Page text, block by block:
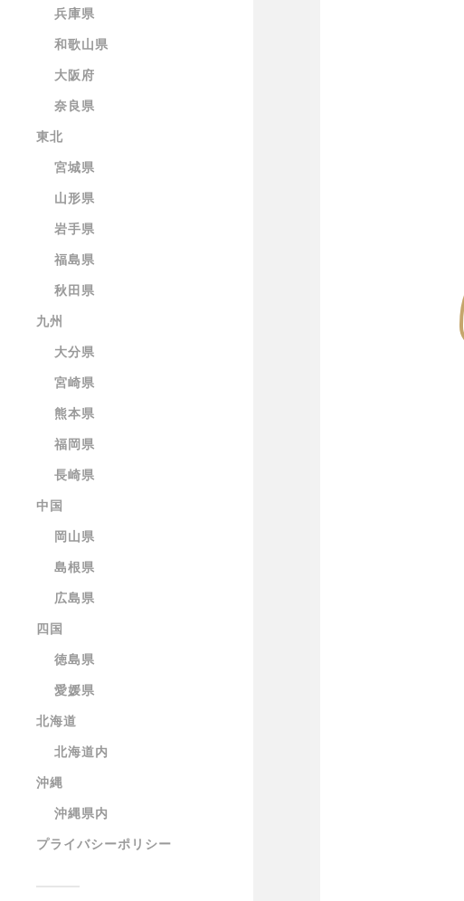
兵庫県
和歌山県
大阪府
奈良県
東北
宮城県
山形県
岩手県
福島県
秋田県
九州
大分県
宮崎県
熊本県
福岡県
長崎県
中国
岡山県
島根県
広島県
四国
徳島県
愛媛県
北海道
北海道内
沖縄
沖縄県内
プライバシーポリシー